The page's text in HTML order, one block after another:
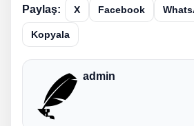
Paylaş: X Facebook
Kopyala
admin